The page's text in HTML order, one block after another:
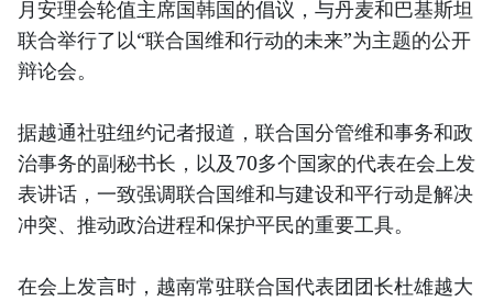
月安理会轮值主席国韩国的倡议，与丹麦和巴基斯坦
联合举行了以“联合国维和行动的未来”为主题的公开
辩论会。
据越通社驻纽约记者报道，联合国分管维和事务和政
治事务的副秘书长，以及70多个国家的代表在会上发
表讲话，一致强调联合国维和与建设和平行动是解决
冲突、推动政治进程和保护平民的重要工具。
在会上发言时，越南常驻联合国代表团团长杜雄越大